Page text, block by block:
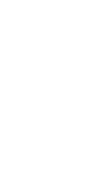
a kedvencekhez